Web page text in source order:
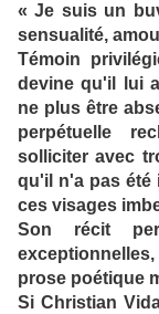
« Je suis un
sensualité,
Témoin
devine qu'il lui
ne plus être
perpétuelle
solliciter avec
qu'il n'a pas été
ces visages
Son récit
prose poétique
Si Christian